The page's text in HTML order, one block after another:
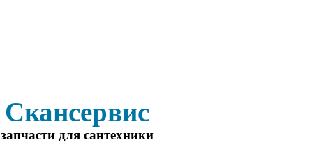
Скансервис
запчасти для сантехники